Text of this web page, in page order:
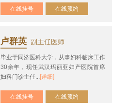
在线挂号 在线预约
卢群英 副主任医师
毕业于同济医科大学，从事妇科临床工作
30余年，现任武汉玛丽亚妇产医院首席
妇科门诊主任... [详细]
在线挂号 在线预约